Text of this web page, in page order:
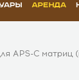
АРЕНДА
APS-C